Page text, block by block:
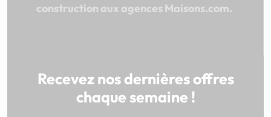
construction aux agences Maisons.com.
Recevez nos dernières offres
chaque semaine !